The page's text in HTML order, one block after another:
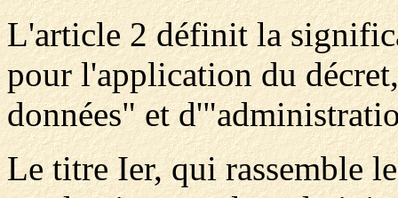
L'article 2 définit la
pour l'application du
données" et
Le titre Ier, qui rassemble